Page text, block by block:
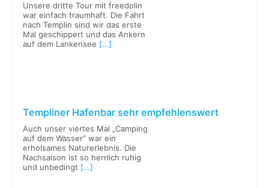
Unsere dritte Tour mit freedolin
war einfach traumhaft. Die Fahrt
nach Templin sind wir das erste
Mal geschippert und das Ankern
auf dem Lankensee […]
Templiner Hafenbar sehr empfehlenswert
Auch unser viertes Mal „Camping
auf dem Wasser“ war ein
erholsames Naturerlebnis. Die
Nachsaison ist so herrlich ruhig
und unbedingt […]